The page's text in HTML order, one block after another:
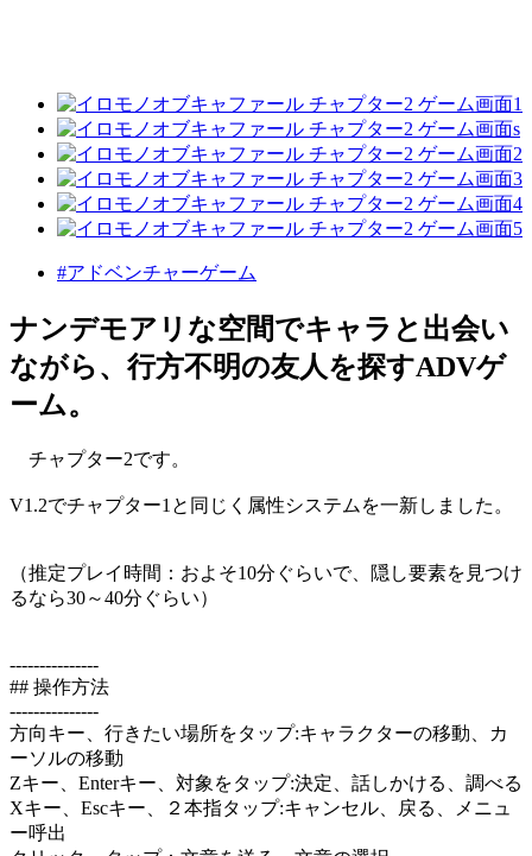
#アドベンチャーゲーム
ナンデモアリな空間でキャラと出会い
ながら、行方不明の友人を探すADVゲ
ーム。
チャプター2です。
V1.2でチャプター1と同じく属性システムを一新しました。
（推定プレイ時間：およそ10分ぐらいで、隠し要素を見つけ
るなら30～40分ぐらい）
---------------
## 操作方法
---------------
方向キー、行きたい場所をタップ:キャラクターの移動、カ
ーソルの移動
Zキー、Enterキー、対象をタップ:決定、話しかける、調べる
Xキー、Escキー、２本指タップ:キャンセル、戻る、メニュ
ー呼出